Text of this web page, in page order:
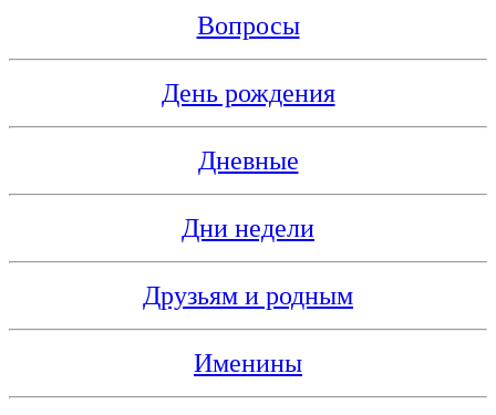
Вопросы
День рождения
Дневные
Дни недели
Друзьям и родным
Именины